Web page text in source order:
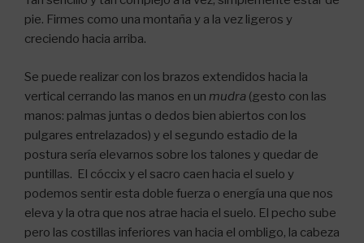
pie. Firmes como una montaña y a la vez ligeros y
creciendo hacia arriba.
Se puede realizar con los brazos extendidos hacia la
vertical cerrando las manos en un mudra (gesto con las
manos: palmas juntas o dedos bien abiertos con los
pulgares entrelazados) y el segundo estadio de la
postura sería elevarnos sobre los talones y quedar de
puntillas. El cóccix y el sacro caen hacia el suelo y
podemos sentir esta doble fuerza o energía una que nos
eleva y la otra que nos atrae hacia el suelo. El pecho sube
pero las costillas inferiores van hacia el ombligo, la cabeza